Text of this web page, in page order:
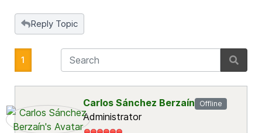
Reply Topic
1
Carlos Sánchez Berzaín Offline
Administrator